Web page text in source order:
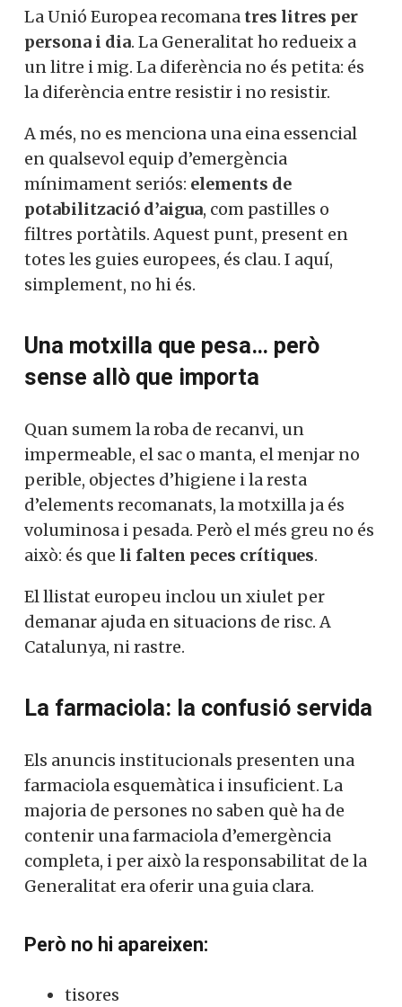
La Unió Europea recomana tres litres per
persona i dia. La Generalitat ho redueix a
un litre i mig. La diferència no és petita: és
la diferència entre resistir i no resistir.
A més, no es menciona una eina essencial
en qualsevol equip d’emergència
mínimament seriós: elements de
potabilització d’aigua, com pastilles o
filtres portàtils. Aquest punt, present en
totes les guies europees, és clau. I aquí,
simplement, no hi és.
Una motxilla que pesa… però
sense allò que importa
Quan sumem la roba de recanvi, un
impermeable, el sac o manta, el menjar no
perible, objectes d’higiene i la resta
d’elements recomanats, la motxilla ja és
voluminosa i pesada. Però el més greu no és
això: és que li falten peces crítiques.
El llistat europeu inclou un xiulet per
demanar ajuda en situacions de risc. A
Catalunya, ni rastre.
La farmaciola: la confusió servida
Els anuncis institucionals presenten una
farmaciola esquemàtica i insuficient. La
majoria de persones no saben què ha de
contenir una farmaciola d’emergència
completa, i per això la responsabilitat de la
Generalitat era oferir una guia clara.
Però no hi apareixen:
tisores